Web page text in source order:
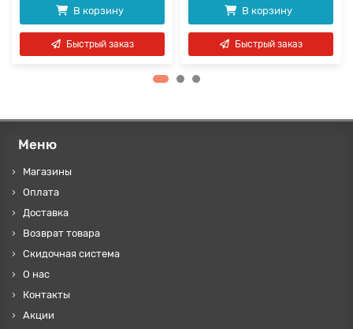
В корзину
Быстрый заказ
В корзину
Быстрый заказ
Меню
Магазины
Оплата
Доставка
Возврат товара
Скидочная система
О нас
Контакты
Акции